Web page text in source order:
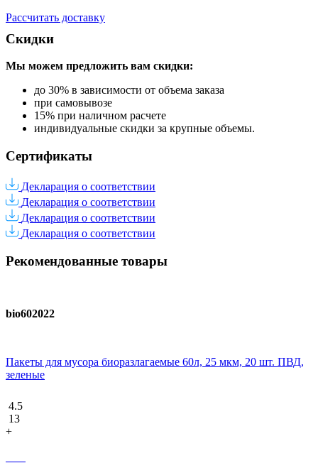
Рассчитать доставку
Скидки
Мы можем предложить вам скидки:
до 30% в зависимости от объема заказа
при самовывозе
15% при наличном расчете
индивидуальные скидки за крупные объемы.
Сертификаты
Декларация о соответствии
Декларация о соответствии
Декларация о соответствии
Декларация о соответствии
Рекомендованные товары
bio602022
Пакеты для мусора биоразлагаемые 60л, 25 мкм, 20 шт. ПВД,
зеленые
4.5
13
+